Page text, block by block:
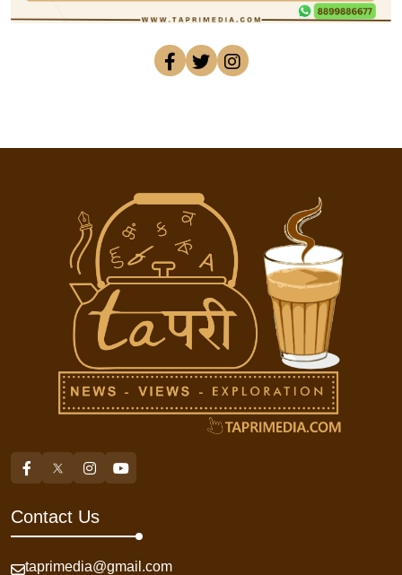
Contact Us
taprimedia@gmail.com